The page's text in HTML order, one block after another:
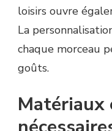
loisirs ouvre
La
chaque morceau
goûts.